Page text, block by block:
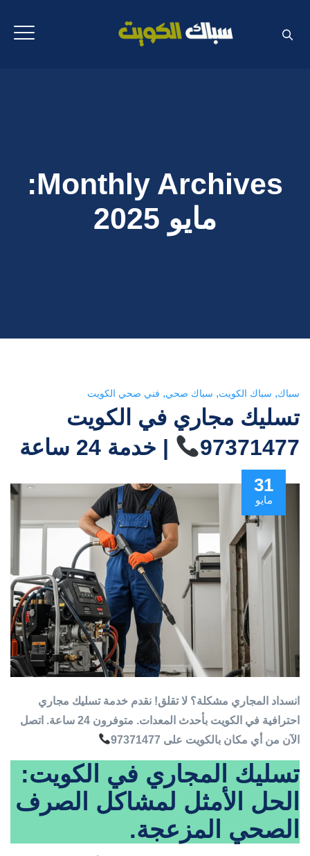
Monthly Archives:
مايو 2025
سباك, سباك الكويت, سباك صحي, فني صحي الكويت
تسليك مجاري في الكويت
97371477
| خدمة 24 ساعة
31
مايو
انسداد المجاري مشكلة؟ لا تقلق! نقدم خدمة تسليك مجاري
احترافية في الكويت بأحدث المعدات. متوفرون 24 ساعة. اتصل
الآن من أي مكان بالكويت على 97371477
تسليك المجاري في الكويت:
الحل الأمثل لمشاكل الصرف
الصحي المزعجة.